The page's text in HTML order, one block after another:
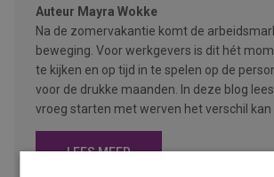
Auteur Mayra Wokke
Na de zomervakantie komt de
beweging. Voor werkgevers is dit hét
te kijken en op tijd in te spelen op de
voor de drukke maanden. In deze blog
vroeg starten met werven het verschil kan
LEES MEER